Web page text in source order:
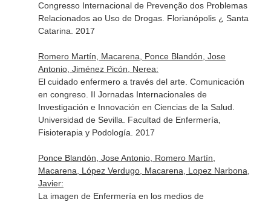
Congresso Internacional de Prevenção dos Problemas
Relacionados ao Uso de Drogas. Florianópolis ¿ Santa
Catarina. 2017
Romero Martín, Macarena, Ponce Blandón, Jose
Antonio, Jiménez Picón, Nerea:
El cuidado enfermero a través del arte. Comunicación
en congreso. II Jornadas Internacionales de
Investigación e Innovación en Ciencias de la Salud.
Universidad de Sevilla. Facultad de Enfermería,
Fisioterapia y Podología. 2017
Ponce Blandón, Jose Antonio, Romero Martín,
Macarena, López Verdugo, Macarena, Lopez Narbona,
Javier:
La imagen de Enfermería en los medios de